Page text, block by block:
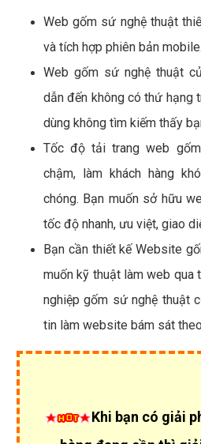
Web gốm sứ nghệ thuật
và tích hợp phiên bản mobile.
Web gốm sứ nghệ thuật
dẫn đến không có thứ hạng
dùng không tìm kiếm thấy
Tốc độ tải trang web
chậm, làm khách hàng
chóng. Bạn muốn sở hữu
tốc độ nhanh, ưu việt, giao
Bạn cần thiết kế Website
muốn kỹ thuật làm web qua
nghiệp gốm sứ nghệ thuật
tin làm website bám sát
Khi bạn có giải